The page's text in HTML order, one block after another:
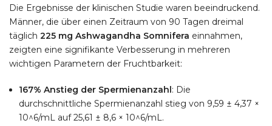
Die Ergebnisse der klinischen Studie waren beeindruckend.
Männer, die über einen Zeitraum von 90 Tagen dreimal
täglich 225 mg Ashwagandha Somnifera einnahmen,
zeigten eine signifikante Verbesserung in mehreren
wichtigen Parametern der Fruchtbarkeit:
167% Anstieg der Spermienanzahl: Die
durchschnittliche Spermienanzahl stieg von 9,59 ± 4,37 ×
10^6/mL auf 25,61 ± 8,6 × 10^6/mL.